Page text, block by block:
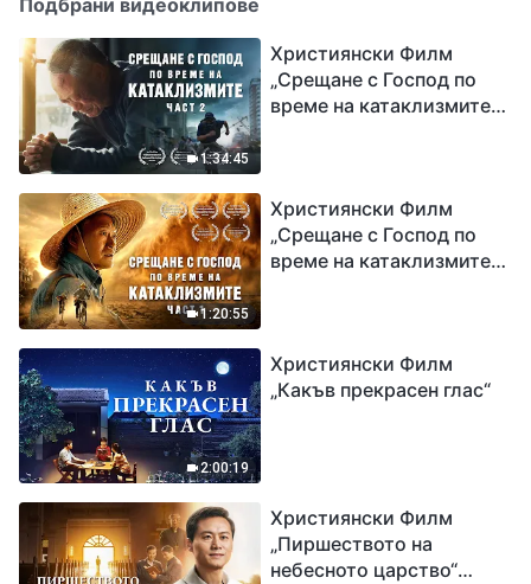
Подбрани видеоклипове
1:34:45
Християнски Филм
„Срещане с Господ по
време на катаклизмите“
1:20:55
Християнски Филм
„Срещане с Господ по
време на катаклизмите“
2:00:19
Християнски Филм
„Какъв прекрасен глас“
Християнски Филм
„Пиршеството на
небесното царство“